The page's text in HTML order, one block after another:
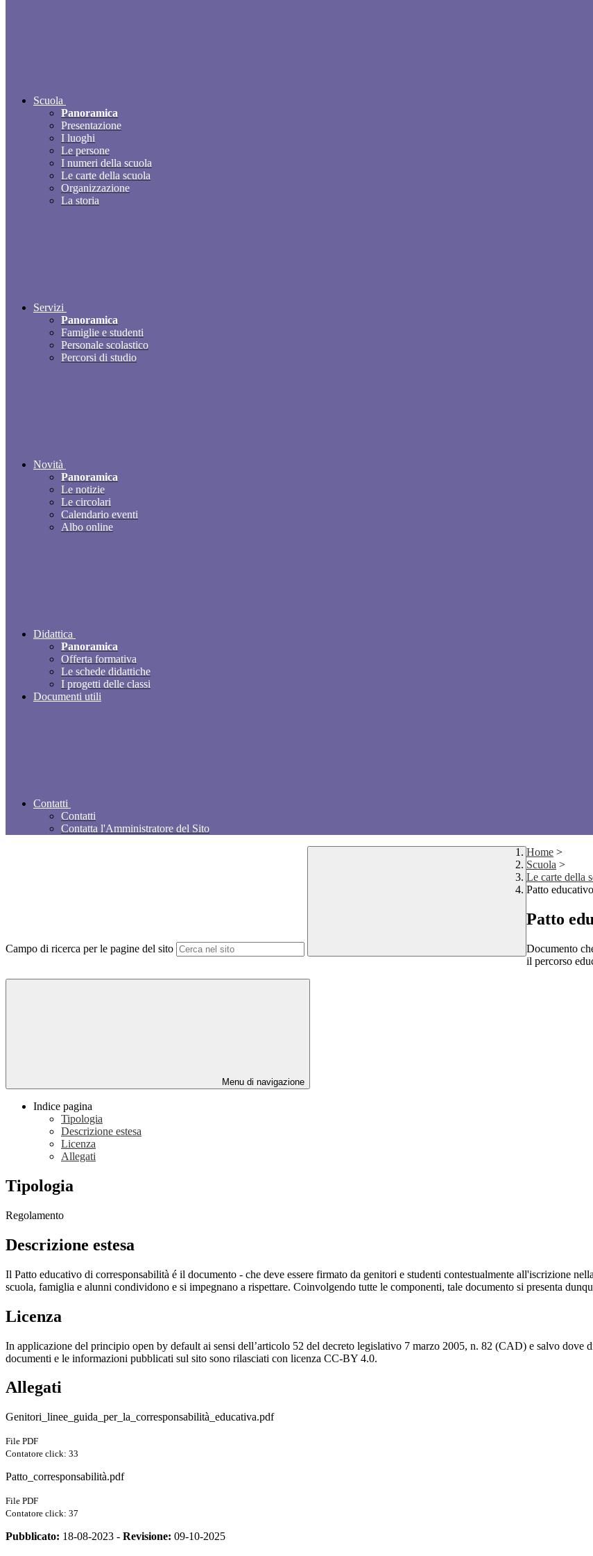
Scuola
Panoramica
Presentazione
I luoghi
Le persone
I numeri della scuola
Le carte della scuola
Organizzazione
La storia
Servizi
Panoramica
Famiglie e studenti
Personale scolastico
Percorsi di studio
Novità
Panoramica
Le notizie
Le circolari
Calendario eventi
Albo online
Didattica
Panoramica
Offerta formativa
Le schede didattiche
I progetti delle classi
Documenti utili
Contatti
Contatti
Contatta l'Amministratore del Sito
Campo di ricerca per le pagine del sito
Home >
Scuola >
Le carte della
Patto
Patto
Documento
il percorso
Menu di navigazione
Indice pagina
Tipologia
Descrizione estesa
Licenza
Allegati
Tipologia
Regolamento
Descrizione estesa
Il Patto educativo di corresponsabilità é il documento - che deve essere firmato da genitori e studenti contestualmente all'iscrizione
scuola, famiglia e alunni condividono e si impegnano a rispettare. Coinvolgendo tutte le componenti, tale documento si presenta
Licenza
In applicazione del principio open by default ai sensi dell’articolo 52 del decreto legislativo 7 marzo 2005, n. 82 (CAD) e salvo dove
documenti e le informazioni pubblicati sul sito sono rilasciati con licenza CC-BY 4.0.
Allegati
Genitori_linee_guida_per_la_corresponsabilità_educativa.pdf
File PDF
Contatore click: 33
Patto_corresponsabilità.pdf
File PDF
Contatore click: 37
Pubblicato: 18-08-2023 - Revisione: 09-10-2025